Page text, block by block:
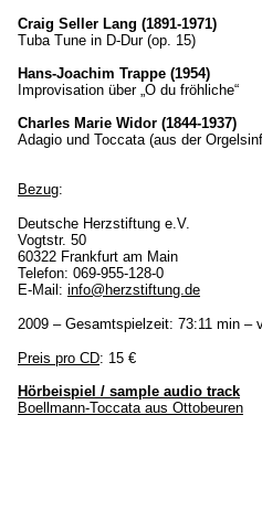
Craig Seller Lang (1891-1971)
Tuba Tune in D-Dur (op. 15)
Hans-Joachim Trappe (1954)
Improvisation über „O du fröhliche“
Charles Marie Widor (1844-1937)
Adagio und Toccata (aus der
Bezug:
Deutsche Herzstiftung e.V.
Vogtstr. 50
60322 Frankfurt am Main
Telefon: 069-955-128-0
E-Mail: info@herzstiftung.de
2009 – Gesamtspielzeit: 73:11 min –
Preis pro CD: 15 €
Hörbeispiel / sample audio track
Boellmann-Toccata aus Ottobeuren